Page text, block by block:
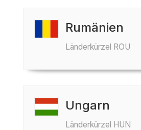
Rumänien
Länderkürzel ROU
Ungarn
Länderkürzel HUN